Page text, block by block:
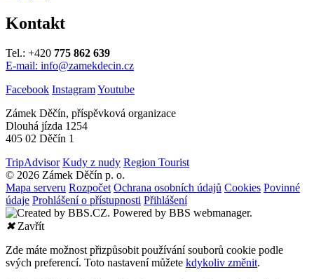
Kontakt
Tel.: +420 775 862 639
E-mail: info@zamekdecin.cz
Facebook InstagramYoutube
Zámek Děčín, příspěvková organizace
Dlouhá jízda 1254
405 02 Děčín 1
TripAdvisor Kudy z nudy Region Tourist
© 2026 Zámek Děčín p. o.
Mapa serveru Rozpočet Ochrana osobních údajů Cookies Povinné
údaje Prohlášení o přístupnosti Přihlášení
✖Zavřít
Zde máte možnost přizpůsobit používání souborů cookie podle
svých preferencí. Toto nastavení můžete kdykoliv změnit.